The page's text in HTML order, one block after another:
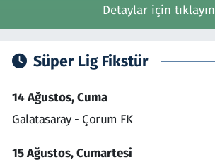
Detaylar için tıklayın
Süper Lig Fikstür
14 Ağustos, Cuma
Galatasaray - Çorum FK
15 Ağustos, Cumartesi